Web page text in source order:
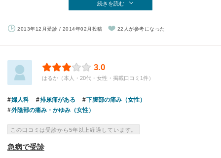
続きを読む
2013年12月受診 / 2014年02月投稿 22人が参考になった
3.0
はるか（本人・20代・女性・掲載口コミ1件）
婦人科 排尿痛がある
下腹部の痛み（女性）
外陰部の痛み・かゆみ（女性）
この口コミは受診から5年以上経過しています。
急病で受診